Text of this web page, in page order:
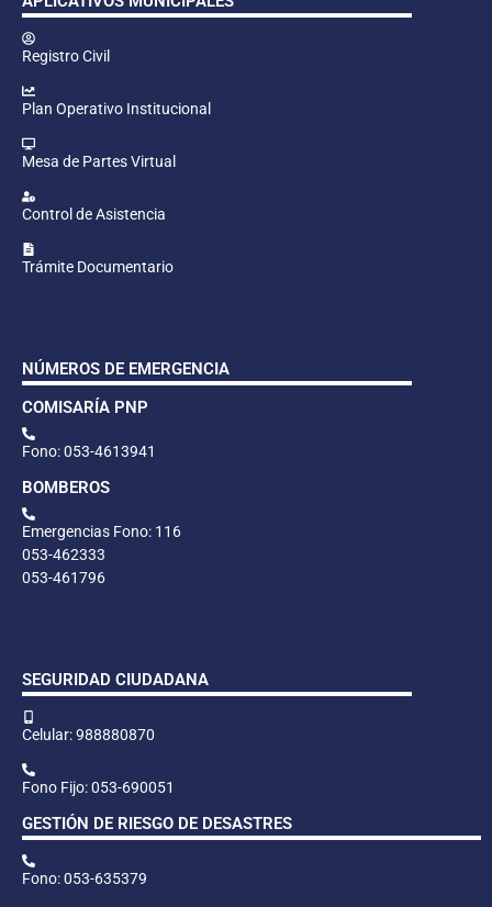
Registro Civil
Plan Operativo Institucional
Mesa de Partes Virtual
Control de Asistencia
Trámite Documentario
NÚMEROS DE EMERGENCIA
COMISARÍA PNP
Fono: 053-4613941
BOMBEROS
Emergencias Fono: 116
053-462333
053-461796
SEGURIDAD CIUDADANA
Celular: 988880870
Fono Fijo: 053-690051
GESTIÓN DE RIESGO DE DESASTRES
Fono: 053-635379